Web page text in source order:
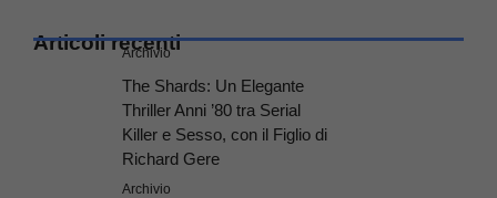
Articoli recenti
Archivio
The Shards: Un Elegante
Thriller Anni ’80 tra Serial
Killer e Sesso, con il Figlio di
Richard Gere
Archivio